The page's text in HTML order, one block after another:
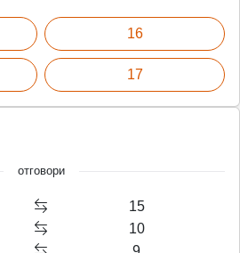
16
17
отговори
15
10